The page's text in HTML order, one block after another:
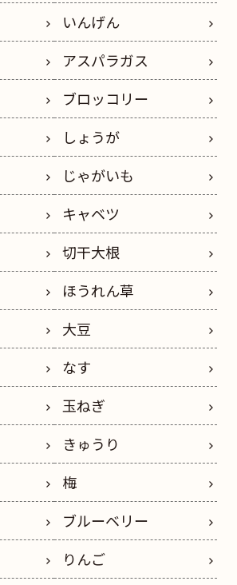
いんげん
アスパラガス
ブロッコリー
しょうが
じゃがいも
キャベツ
切干大根
ほうれん草
大豆
なす
玉ねぎ
きゅうり
梅
ブルーベリー
りんご